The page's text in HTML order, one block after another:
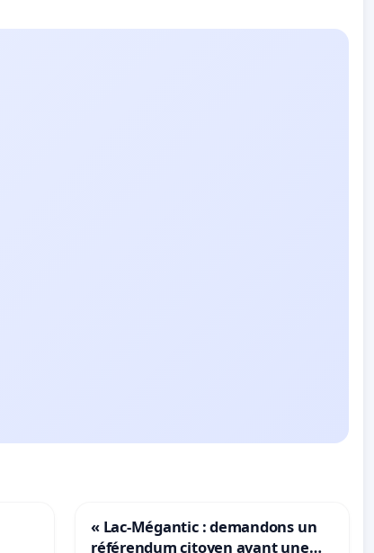
« Lac-Mégantic : demandons un
référendum citoyen avant une